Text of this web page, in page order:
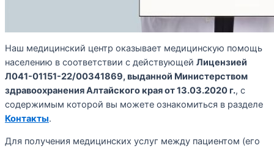
Наш медицинский центр оказывает медицинскую помощь
населению в соответствии с действующей Лицензией
Л041-01151-22/00341869, выданной Министерством
здравоохранения Алтайского края от 13.03.2020 г., с
содержимым которой вы можете ознакомиться в разделе
Контакты.
Для получения медицинских услуг между пациентом (его